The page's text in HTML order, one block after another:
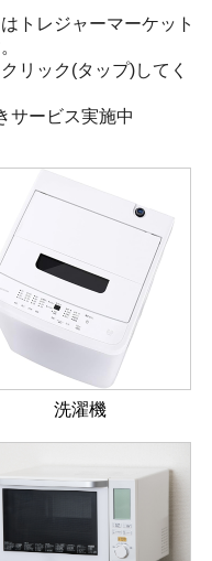
トレジャーマーケット
リック(タップ)してく
サービス実施中
洗濯機